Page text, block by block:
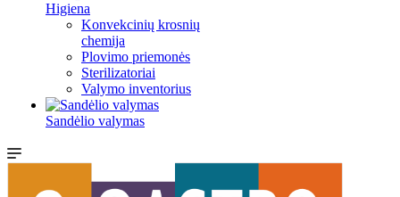
Higiena
Konvekcinių krosnių
chemija
Plovimo priemonės
Sterilizatoriai
Valymo inventorius
Sandėlio valymas